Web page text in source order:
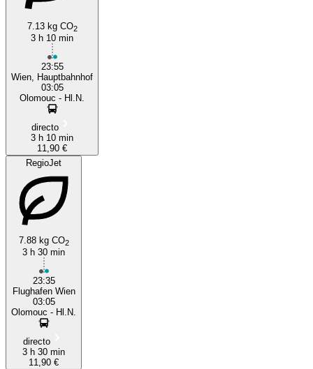
7.13 kg CO2
3 h 10 min
23:55
Wien, Hauptbahnhof
03:05
Olomouc - Hl.N.
directo
3 h 10 min
11,90 €
RegioJet
7.88 kg CO2
3 h 30 min
23:35
Flughafen Wien
03:05
Olomouc - Hl.N.
directo
3 h 30 min
11,90 €